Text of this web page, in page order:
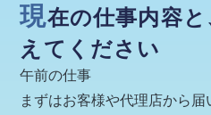
現在の仕事内容
えてください
午前の仕事
まずはお客様や代理店から